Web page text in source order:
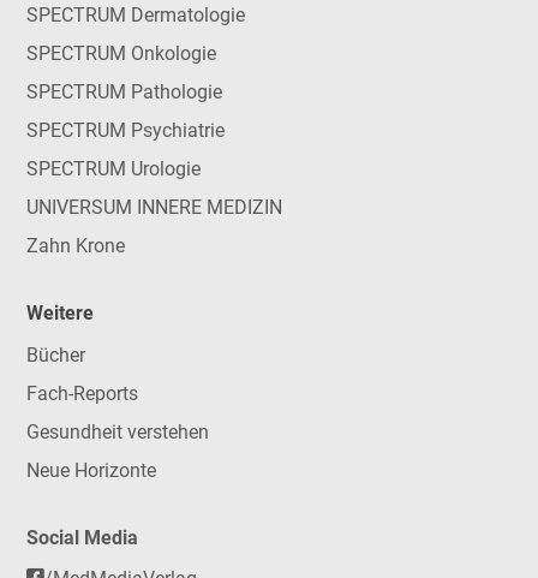
SPECTRUM Dermatologie
SPECTRUM Onkologie
SPECTRUM Pathologie
SPECTRUM Psychiatrie
SPECTRUM Urologie
UNIVERSUM INNERE MEDIZIN
Zahn Krone
Weitere
Bücher
Fach-Reports
Gesundheit verstehen
Neue Horizonte
Social Media